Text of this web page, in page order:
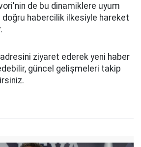
de bu dinamiklere uyum
doğru habercilik ilkesiyle hareket
adresini ziyaret ederek yeni haber
güncel gelişmeleri takip